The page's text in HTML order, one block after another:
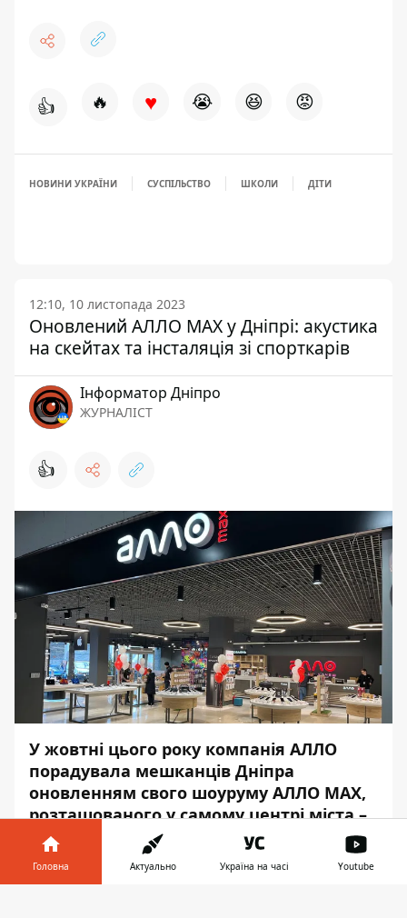
👍 🔥 ♥ 😭 😆 😡
НОВИНИ УКРАЇНИ СУСПІЛЬСТВО ШКОЛИ ДІТИ
12:10, 10 листопада 2023
Оновлений АЛЛО МАХ у Дніпрі: акустика
на скейтах та інсталяція зі спорткарів
Інформатор Дніпро
ЖУРНАЛІСТ
👍
У жовтні цього року компанія АЛЛО
порадувала мешканців Дніпра
оновленням свого шоуруму АЛЛО MAX,
розташованого у самому центрі міста –
у ТРЦ «МОСТ-Сіті». Після реформату
магазин перетворився на справжній
рай для любителів шопінгу та тих, хто
Головна Актуально Україна на часі Youtube